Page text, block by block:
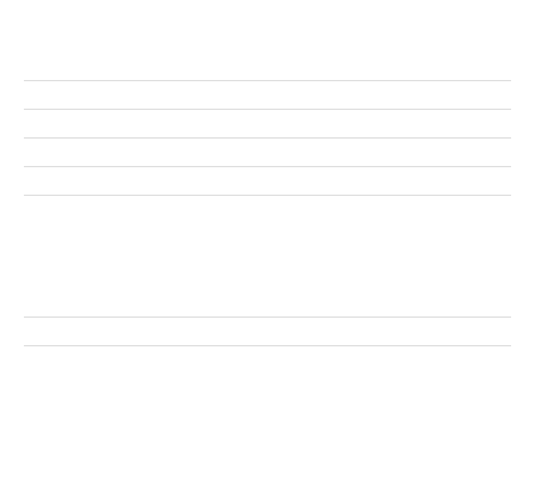
Ofertas
Manicure
Peluquería
Elige tu kit MARDA.CL
Pestañas
Políticas de privacidad
Terminos y condiciones